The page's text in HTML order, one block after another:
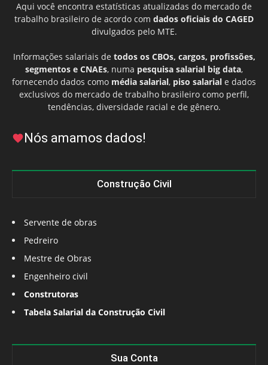
Aqui você encontra estatísticas atualizadas do mercado de
trabalho brasileiro de acordo com dados oficiais do CAGED
divulgados pelo MTE.
Informações salariais de todos os CBOs, cargos, profissões,
segmentos e CNAEs, numa pesquisa salarial big data,
fornecendo dados como média salarial, piso salarial e dados
exclusivos do mercado de trabalho brasileiro como perfil,
tendências, diversidade racial e de gênero.
Nós amamos dados!
Construção Civil
Servente de obras
Pedreiro
Mestre de Obras
Engenheiro civil
Construtoras
Tabela Salarial da Construção Civil
Sua Conta